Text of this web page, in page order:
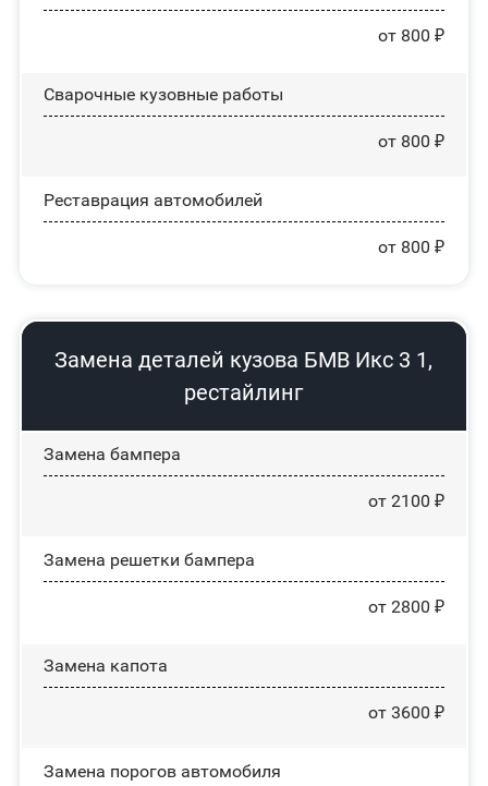
от 800 ₽
Сварочные кузовные работы
от 800 ₽
Реставрация автомобилей
от 800 ₽
Замена деталей кузова БМВ Икс 3 1,
рестайлинг
Замена бампера
от 2100 ₽
Замена решетки бампера
от 2800 ₽
Замена капота
от 3600 ₽
Замена порогов автомобиля